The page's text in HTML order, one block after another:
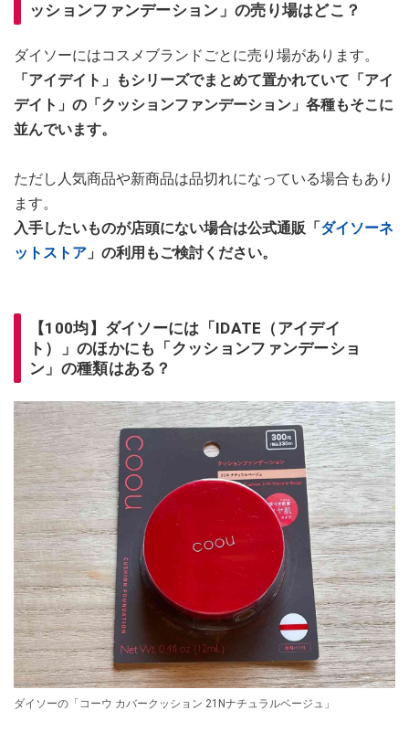
ッションファンデーション」の売り場はどこ？
ダイソーにはコスメブランドごとに売り場があります。
「アイデイト」もシリーズでまとめて置かれていて「アイ
デイト」の「クッションファンデーション」各種もそこに
並んでいます。
ただし人気商品や新商品は品切れになっている場合もあり
ます。
入手したいものが店頭にない場合は公式通販「ダイソーネ
ットストア 」の利用もご検討ください。
【100均】ダイソーには「IDATE（アイデイ
ト）」のほかにも「クッションファンデーショ
ン」の種類はある？
ダイソーの「コーウ カバークッション 21Nナチュラルベージュ」